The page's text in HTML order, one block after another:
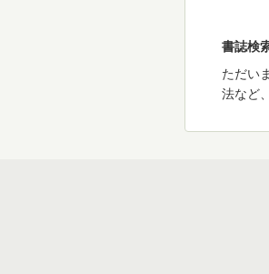
書誌検
ただい
法など